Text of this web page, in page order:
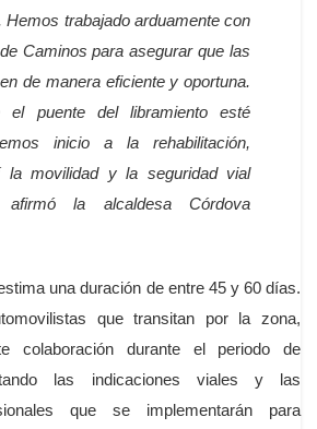
Hemos trabajado arduamente con
Caminos para asegurar que las
de manera eficiente y oportuna.
el puente del libramiento esté
inicio a la rehabilitación,
la movilidad y la seguridad vial
afirmó la alcaldesa Córdova
una duración de entre 45 y 60 días.
que transitan por la zona,
colaboración durante el periodo de
las indicaciones viales y las
que se implementarán para